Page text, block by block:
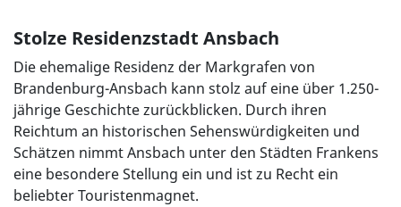
Stolze Residenzstadt Ansbach
Die ehemalige Residenz der Markgrafen von
Brandenburg-Ansbach kann stolz auf eine über 1.250-
jährige Geschichte zurückblicken. Durch ihren
Reichtum an historischen Sehenswürdigkeiten und
Schätzen nimmt Ansbach unter den Städten Frankens
eine besondere Stellung ein und ist zu Recht ein
beliebter Touristenmagnet.